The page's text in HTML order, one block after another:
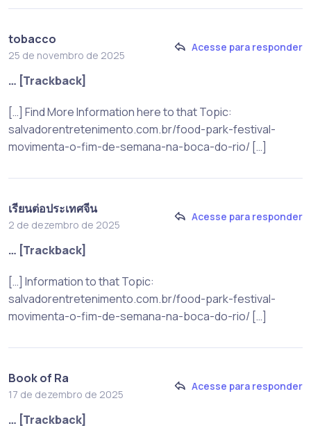
tobacco
25 de novembro de 2025
Acesse para responder
… [Trackback]
[…] Find More Information here to that Topic:
salvadorentretenimento.com.br/food-park-festival-
movimenta-o-fim-de-semana-na-boca-do-rio/ […]
เรียนต่อประเทศจีน
2 de dezembro de 2025
Acesse para responder
… [Trackback]
[…] Information to that Topic:
salvadorentretenimento.com.br/food-park-festival-
movimenta-o-fim-de-semana-na-boca-do-rio/ […]
Book of Ra
17 de dezembro de 2025
Acesse para responder
… [Trackback]